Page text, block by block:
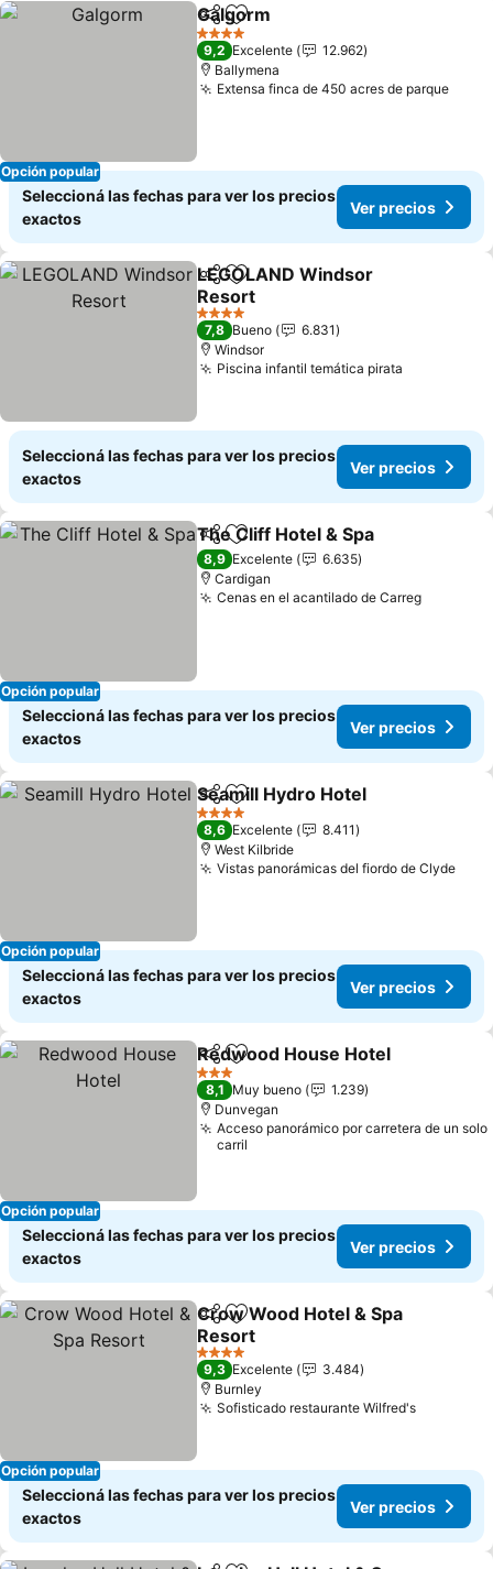
Opción popular
CompartirAñadir a favoritos
Galgorm
4 Estrellas
9,2 Excelente
12.962
Ballymena
Extensa finca de 450 acres de parqueVer
Seleccioná las fechas para ver los precios
exactos
Ver precios
CompartirAñadir a favoritos
LEGOLAND Windsor
Resort
Ver precios
4 Estrellas
7,8 Bueno
6.831
Windsor
Piscina infantil temática pirata
Seleccioná las fechas para ver los precios
exactos
Ver precios
Opción popular
CompartirAñadir a favoritos
The Cliff Hotel & Spa
8,9 Excelente
6.635
Cardigan
Cenas en el acantilado de CarregVer
Seleccioná las fechas para ver los precios
exactos
Ver precios
Opción popular
CompartirAñadir a favoritos
Seamill Hydro Hotel
4 Estrellas
8,6 Excelente
8.411
West Kilbride
Vistas panorámicas del fiordo de ClydeVer
Seleccioná las fechas para ver los precios
exactos
Ver precios
Opción popular
CompartirAñadir a favoritos
Redwood House Hotel
3 Estrellas
8,1 Muy bueno
1.239
Dunvegan
Acceso panorámico por carretera de un solo
carril
Seleccioná las fechas para ver los precios
exactos
Ver precios
Opción popular
CompartirAñadir a favoritos
Crow Wood Hotel & Spa
Resort
Ver precios
4 Estrellas
9,3 Excelente
3.484
Burnley
Sofisticado restaurante Wilfred'sVer
Seleccioná las fechas para ver los precios
exactos
Ver precios